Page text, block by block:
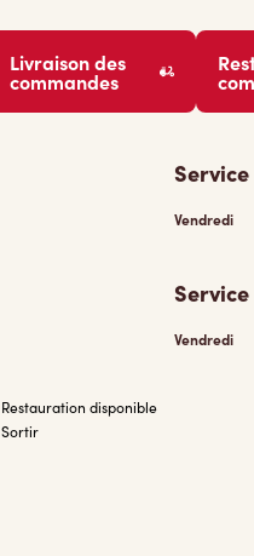
Livraison des
commandes
Restauration disponible
Sortir
Vendredi
Vendredi